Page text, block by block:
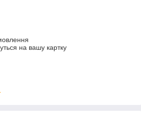
на вашу картку